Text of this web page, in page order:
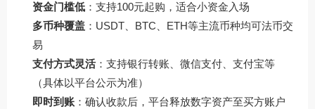
资金门槛低 ：支持100元起购，适合小资金入场
多币种覆盖 ：USDT、BTC、ETH等主流币种均可法币交
易
支付方式灵活：支持银行转账、微信支付、支付宝等
（具体以平台公示为准）
即时到账 ：确认收款后，平台释放数字资产至买方账户